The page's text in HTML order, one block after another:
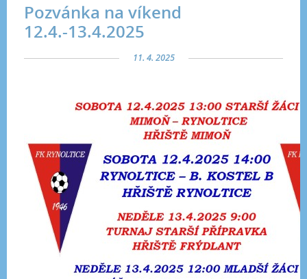
Pozvánka na víkend
12.4.-13.4.2025
11. 4. 2025